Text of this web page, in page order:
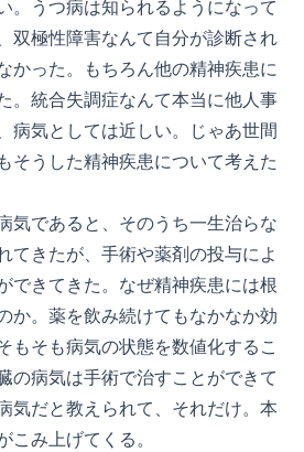
。うつ病は知られるようになって
双極性障害なんて自分が診断され
かった。もちろん他の精神疾患に
。統合失調症なんて本当に他人事
病気としては近しい。じゃあ世間
そうした精神疾患について考えた
気であると、そのうち一生治らな
てきたが、手術や薬剤の投与によ
できてきた。なぜ精神疾患には根
か。薬を飲み続けてもなかなか効
もそも病気の状態を数値化するこ
の病気は手術で治すことができて
気だと教えられて、それだけ。本
み上げてくる。